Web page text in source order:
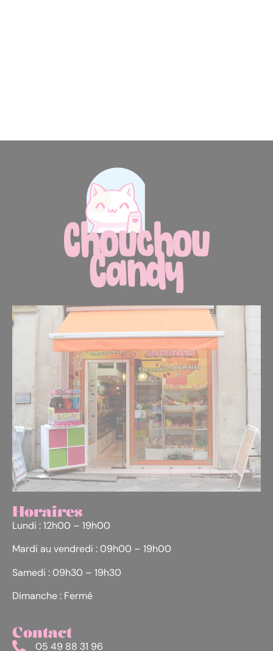
Horaires
Lundi : 12h00 – 19h00
Mardi au vendredi : 09h00 – 19h00
Samedi : 09h30 – 19h30
Dimanche : Fermé
Contact
05 49 88 31 96